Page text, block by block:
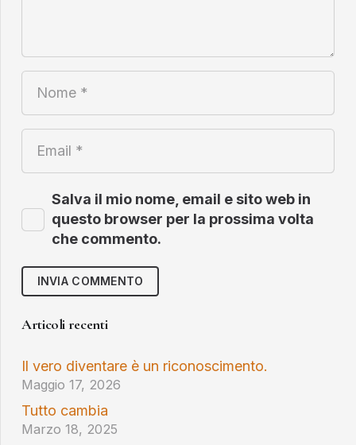
Salva il mio nome, email e sito web in
questo browser per la prossima volta
che commento.
INVIA COMMENTO
Articoli recenti
Il vero diventare è un riconoscimento.
Maggio 17, 2026
Tutto cambia
Marzo 18, 2025